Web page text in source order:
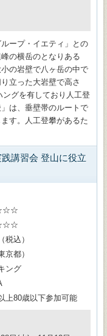
ープ・イエティ」との
の横岳のとなりある
の岩壁で八ヶ岳の中で
立った大岩壁で高さ
ングを有しており人工登
は、垂壁帯のルートで
す。人工登攀があるた
講習会 登山に役立
税込）
京都）
ング
上80歳以下参加可能